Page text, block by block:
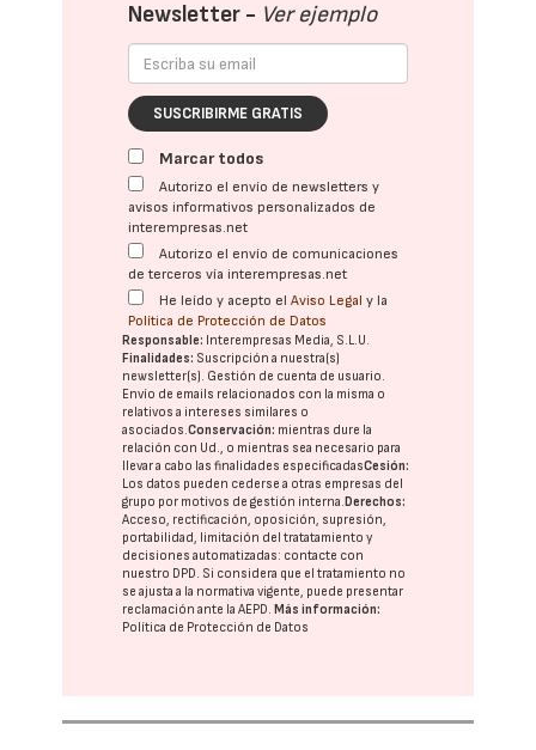
Newsletter - Ver ejemplo
SUSCRIBIRME GRATIS
Marcar todos
Autorizo el envío de newsletters y
avisos informativos personalizados de
interempresas.net
Autorizo el envío de comunicaciones
de terceros vía interempresas.net
He leído y acepto elAviso Legal y la
Política de Protección de Datos
Responsable: Interempresas Media, S.L.U.
Finalidades: Suscripción a nuestra(s)
newsletter(s). Gestión de cuenta de usuario.
Envío de emails relacionados con la misma o
relativos a intereses similares o
asociados.Conservación: mientras dure la
relación con Ud., o mientras sea necesario para
llevar a cabo las finalidades especificadasCesión:
Los datos pueden cederse a otras empresas del
grupo por motivos de gestión interna. Derechos:
Acceso, rectificación, oposición, supresión,
portabilidad, limitación del tratatamiento y
decisiones automatizadas: contacte con
nuestro DPD. Si considera que el tratamiento no
se ajusta a la normativa vigente, puede presentar
reclamación ante laAEPD. Más información:
Política de Protección de Datos